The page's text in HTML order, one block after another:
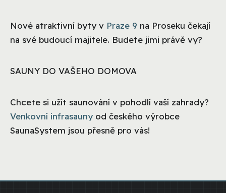
Nové atraktivní byty v Praze 9 na Proseku čekají
na své budoucí majitele. Budete jimi právě vy?
SAUNY DO VAŠEHO DOMOVA
Chcete si užít saunování v pohodlí vaší zahrady?
Venkovní infrasauny od českého výrobce
SaunaSystem jsou přesně pro vás!